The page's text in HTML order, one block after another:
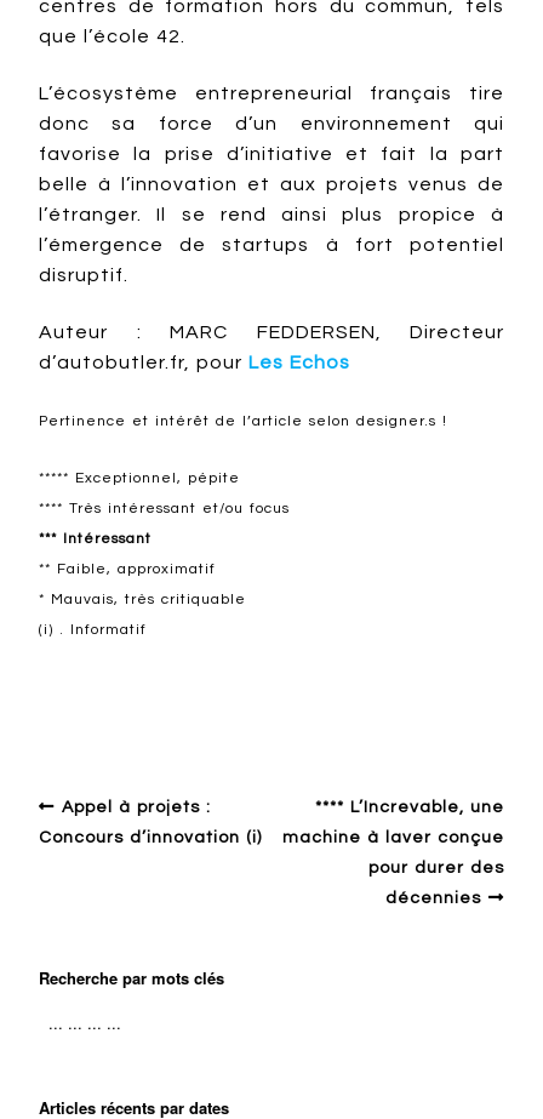
centres de formation hors du commun, tels
que l’école 42.
L’écosystème entrepreneurial français tire
donc sa force d’un environnement qui
favorise la prise d’initiative et fait la part
belle à l’innovation et aux projets venus de
l’étranger. Il se rend ainsi plus propice à
l’émergence de startups à fort potentiel
disruptif.
Auteur : MARC FEDDERSEN, Directeur
d’autobutler.fr, pour Les Echos
Pertinence et intérêt de l’article selon designer.s !
***** Exceptionnel, pépite
**** Très intéressant et/ou focus
*** Intéressant
** Faible, approximatif
* Mauvais, très critiquable
(i) . Informatif
Appel à projets :
Concours d’innovation (i)
**** L’Increvable, une
machine à laver conçue
pour durer des
décennies
Recherche par mots clés
Articles récents par dates